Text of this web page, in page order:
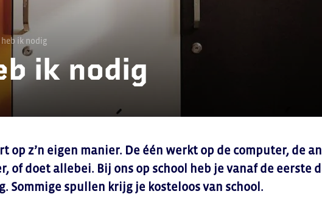
heb ik nodig
ik nodig
op z’n eigen manier. De één werkt op de computer, de
of doet allebei. Bij ons op school heb je vanaf de eerste
Sommige spullen krijg je kosteloos van school.